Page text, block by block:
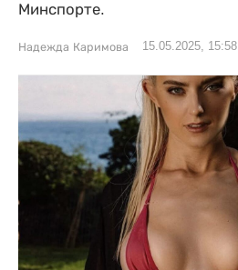
Минспорте.
Надежда Каримова 15.05.2025, 15:58